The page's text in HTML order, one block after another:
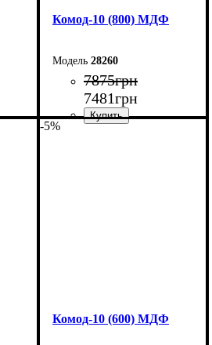
Комод-10 (800) МДФ
28260
7875грн
7481грн
-5%
Комод-10 (600) МДФ